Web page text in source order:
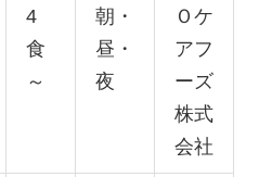
4
食
～
朝・
昼・
夜
Ｏケ
アフ
ーズ
株式
会社